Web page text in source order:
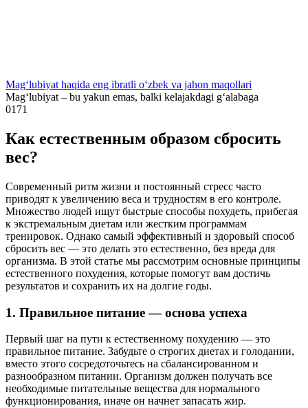
Mag‘lubiyat haqida eng ibratli o‘zbek va jahon maqollari
Mag‘lubiyat – bu yakun emas, balki kelajakdagi g‘alabaga
0171
Как естественным образом сбросить
вес?
Современный ритм жизни и постоянный стресс часто
приводят к увеличению веса и трудностям в его контроле.
Множество людей ищут быстрые способы похудеть, прибегая
к экстремальным диетам или жестким программам
тренировок. Однако самый эффективный и здоровый способ
сбросить вес — это делать это естественно, без вреда для
организма. В этой статье мы рассмотрим основные принципы
естественного похудения, которые помогут вам достичь
результатов и сохранить их на долгие годы.
1. Правильное питание — основа успеха
Первый шаг на пути к естественному похудению — это
правильное питание. Забудьте о строгих диетах и голодании,
вместо этого сосредоточьтесь на сбалансированном и
разнообразном питании. Организм должен получать все
необходимые питательные вещества для нормального
функционирования, иначе он начнет запасать жир.